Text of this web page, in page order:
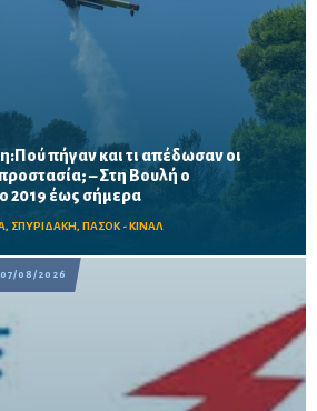
πήγαν και τι απέδωσαν οι
– Στη Βουλή ο
2019 έως σήμερα
, ΣΠΥΡΙΔΑΚΗ, ΠΑΣΟΚ - ΚΙΝΑΛ
των χρηματοδοτήσεων από
προγράμματα «ΑΙΓΙΣ» και AntiNero,
προσωπικό, οχήματα, ε...
08/2026